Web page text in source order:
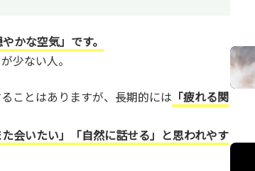
かな空気」です。
少ない人。
ことはありますが、長期的には 「疲れる関
た会いたい」「自然に話せる」と思われやす